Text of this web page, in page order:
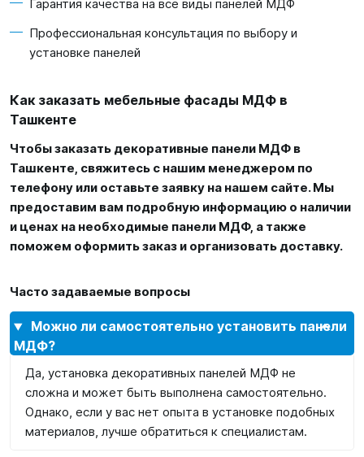
Гарантия качества на все виды панелей МДФ
Профессиональная консультация по выбору и
установке панелей
Как заказать мебельные фасады МДФ в
Ташкенте
Чтобы заказать декоративные панели МДФ в
Ташкенте, свяжитесь с нашим менеджером по
телефону или оставьте заявку на нашем сайте. Мы
предоставим вам подробную информацию о наличии
и ценах на необходимые панели МДФ, а также
поможем оформить заказ и организовать доставку.
Часто задаваемые вопросы
Можно ли самостоятельно установить панели
МДФ?
Да, установка декоративных панелей МДФ не
сложна и может быть выполнена самостоятельно.
Однако, если у вас нет опыта в установке подобных
материалов, лучше обратиться к специалистам.